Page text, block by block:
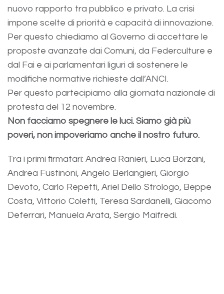
nuovo rapporto tra pubblico e privato. La crisi
impone scelte di priorità e capacità di innovazione.
Per questo chiediamo al Governo di accettare le
proposte avanzate dai Comuni, da Federculture e
dal Fai e ai parlamentari liguri di sostenere le
modifiche normative richieste dall’ANCI.
Per questo partecipiamo alla giornata nazionale di
protesta del 12 novembre.
Non facciamo spegnere le luci. Siamo già più
poveri, non impoveriamo anche il nostro futuro.
Tra i primi firmatari: Andrea Ranieri, Luca Borzani,
Andrea Fustinoni, Angelo Berlangieri, Giorgio
Devoto, Carlo Repetti, Ariel Dello Strologo, Beppe
Costa, Vittorio Coletti, Teresa Sardanelli, Giacomo
Deferrari, Manuela Arata, Sergio Maifredi.